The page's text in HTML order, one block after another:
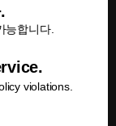
능합니다.
violations.